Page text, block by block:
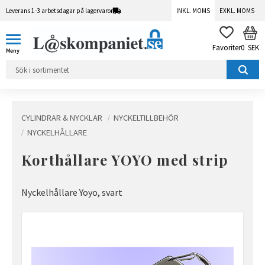
Leverans 1-3 arbetsdagar på lagervaror INKL. MOMS EXKL. MOMS
FAVORITER
0 SEK
CYLINDRAR & NYCKLAR
NYCKELTILLBEHÖR
NYCKELHÅLLARE
Korthållare YOYO med strip
Nyckelhållare Yoyo, svart